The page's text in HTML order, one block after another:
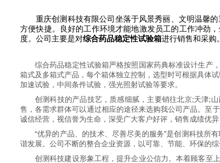
重庆创测科技有限公司坐落于风景秀丽、文明温馨
方便快捷。良好的工作环境才能地激发员工的工作冲劲
度。公司主要是对综合药品稳定性试验箱进行销售和采购
综合药品稳定性试验箱严格按照国家药典标准设计生产
箱式及多箱式产品，每个箱体独立控制，选型时可根据具体
加速试验，中间条件试验，强光照射试验等要求。
创测科技的产品技艺，质感细腻，主要销往北京;天津;
售，各需求群体可以通过相应的途径来选购我公司产品。至
诚信经营，视信誉为生命，深受广大客户好评，销售成绩优
“优异的产品、的技术、尽善尽美的服务”是创测科技所
谐发展。公司不断的整合企业资源，以可靠、节能、环保的
创测科技建设形象工程，提升企业公信力。本着顾客至